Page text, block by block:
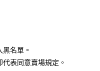
名單。
表同意賣場規定。